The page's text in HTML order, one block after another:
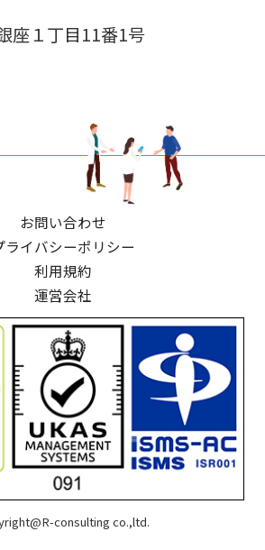
座１丁目11番1号
お問い合わせ
ライバシーポリシー
利用規約
運営会社
consulting co.,ltd.